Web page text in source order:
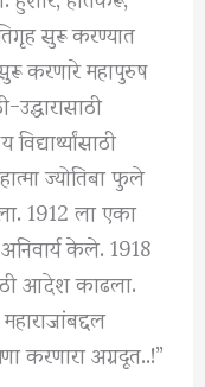
सुरू करण्यात
करणारे महापुरुष
ज्योतिबा फुले
1912 ला एका
केले. 1918
आदेश काढला.
करणारा अग्रदूत..!”